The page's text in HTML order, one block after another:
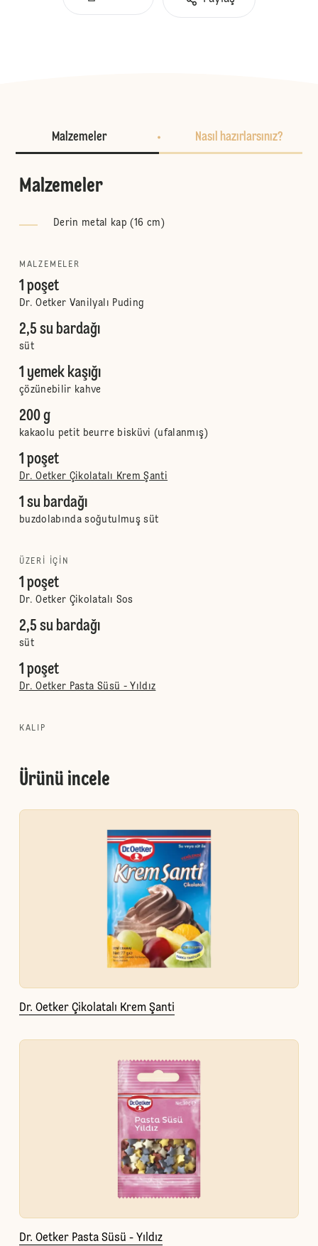
Malzemeler Nasıl hazırlarsınız?
Malzemeler
Derin metal kap (16 cm)
MALZEMELER
1 poşet
Dr. Oetker Vanilyalı Puding
2,5 su bardağı
süt
1 yemek kaşığı
çözünebilir kahve
200 g
kakaolu petit beurre bisküvi (ufalanmış)
1 poşet
Dr. Oetker Çikolatalı Krem Şanti
1 su bardağı
buzdolabında soğutulmuş süt
ÜZERI IÇIN
1 poşet
Dr. Oetker Çikolatalı Sos
2,5 su bardağı
süt
1 poşet
Dr. Oetker Pasta Süsü - Yıldız
KALIP
Ürünü incele
Dr. Oetker Çikolatalı Krem Şanti
Dr. Oetker Pasta Süsü - Yıldız